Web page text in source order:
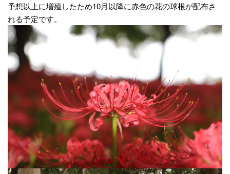
予想以上に増殖したため10月以降に赤色の花の球根が配布さ
れる予定です。